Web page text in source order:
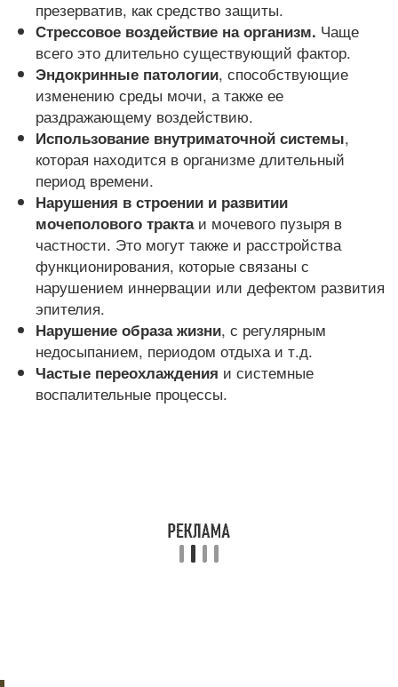
презерватив, как средство защиты.
Стрессовое воздействие на организм. Чаще
всего это длительно существующий фактор.
Эндокринные патологии, способствующие
изменению среды мочи, а также ее
раздражающему воздействию.
Использование внутриматочной системы,
которая находится в организме длительный
период времени.
Нарушения в строении и развитии
мочеполового трактаи мочевого пузыря в
частности. Это могут также и расстройства
функционирования, которые связаны с
нарушением иннервации или дефектом развития
эпителия.
Нарушение образа жизни, с регулярным
недосыпанием, периодом отдыха и т.д.
Частые переохлаждения и системные
воспалительные процессы.